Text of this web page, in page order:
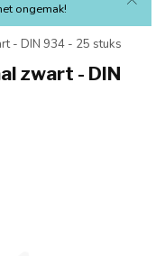
ongemak!
- DIN 934 - 25 stuks
zwart - DIN